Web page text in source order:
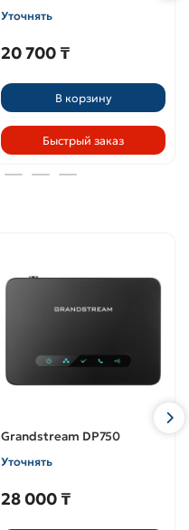
Уточнять
20 700 ₸
В корзину
Быстрый заказ
Grandstream DP750
Уточнять
28 000 ₸